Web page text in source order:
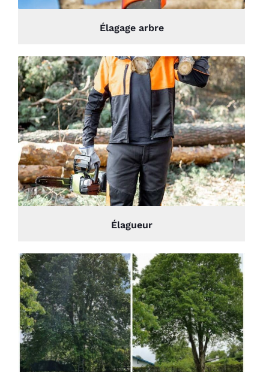
Élagage arbre
Élagueur